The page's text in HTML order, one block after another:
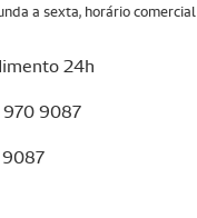
a sexta, horário comercial
24h
9087